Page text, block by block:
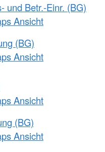
und Betr.-Einr. (BG)
Ansicht
(BG)
Ansicht
Ansicht
(BG)
Ansicht